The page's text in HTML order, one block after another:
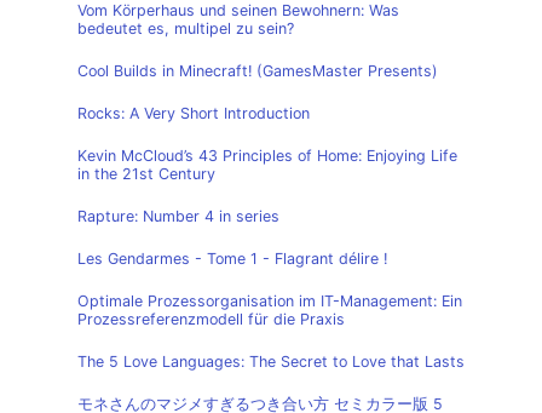
Vom Körperhaus und seinen Bewohnern: Was
bedeutet es, multipel zu sein?
Cool Builds in Minecraft! (GamesMaster Presents)
Rocks: A Very Short Introduction
Kevin McCloud’s 43 Principles of Home: Enjoying Life
in the 21st Century
Rapture: Number 4 in series
Les Gendarmes - Tome 1 - Flagrant délire !
Optimale Prozessorganisation im IT-Management: Ein
Prozessreferenzmodell für die Praxis
The 5 Love Languages: The Secret to Love that Lasts
モネさんのマジメすぎるつき合い方 セミカラー版 5